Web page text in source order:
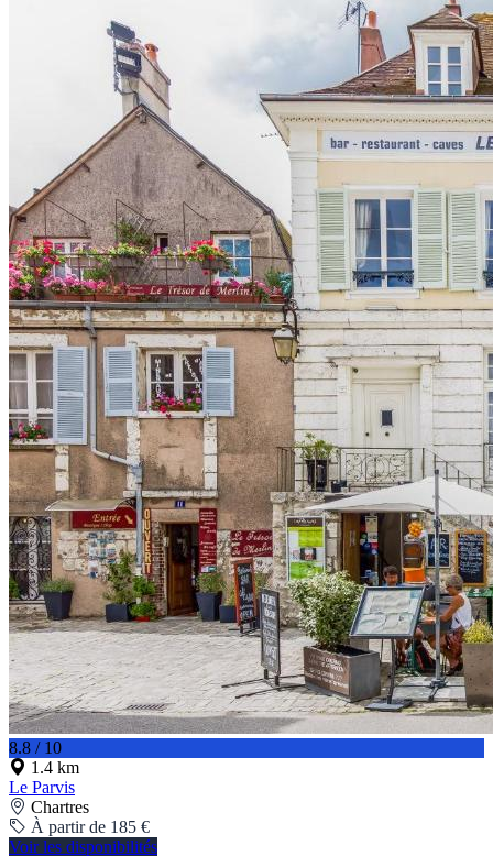
8.8 / 10
1.4 km
Le Parvis
Chartres
À partir de 185 €
Voir les disponibilités